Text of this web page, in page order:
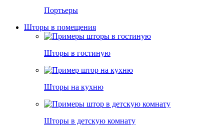
Портьеры
Шторы в помещения
Шторы в гостиную
Шторы на кухню
Шторы в детскую комнату